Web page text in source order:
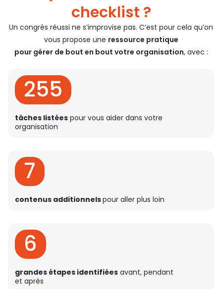
checklist ?
Un congrès réussi ne s’improvise pas. C’est pour cela qu’on
vous propose une ressource pratique
pour gérer de bout en bout votre organisation, avec :
255
tâches listéespour vous aider dans votre
organisation
7
contenus additionnelspour aller plus loin
6
grandes étapes identifiéesavant, pendant
et après